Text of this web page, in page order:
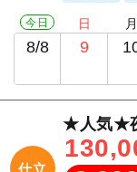
今日
8/8
日
9
月
仕立
★人気★